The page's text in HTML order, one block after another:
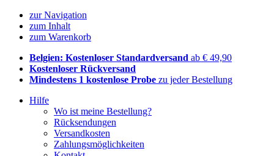
zur Navigation
zum Inhalt
zum Warenkorb
Belgien: Kostenloser Standardversand ab € 49,90
Kostenloser Rückversand
Mindestens 1 kostenlose Probe zu jeder Bestellung
Hilfe
Wo ist meine Bestellung?
Rücksendungen
Versandkosten
Zahlungsmöglichkeiten